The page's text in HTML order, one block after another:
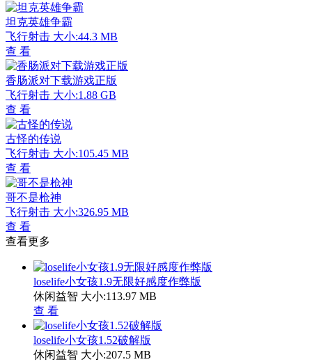
坦克英雄争霸
飞行射击 大小:44.3 MB
查 看
香肠派对下载游戏正版
飞行射击 大小:1.88 GB
查 看
古怪的传说
飞行射击 大小:105.45 MB
查 看
哥不是枪神
飞行射击 大小:326.95 MB
查 看
查看更多
loselife小女孩1.9无限好感度作弊版
休闲益智 大小:113.97 MB
查 看
loselife小女孩1.52破解版
休闲益智 大小:207.5 MB